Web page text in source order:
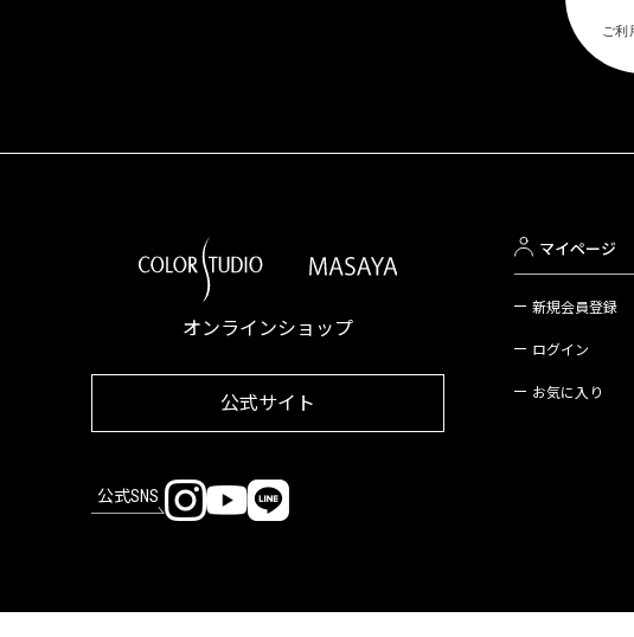
オンラインショップ
公式サイト
公式SNS
マイページ
新規会員登録
ログイン
お気に入り